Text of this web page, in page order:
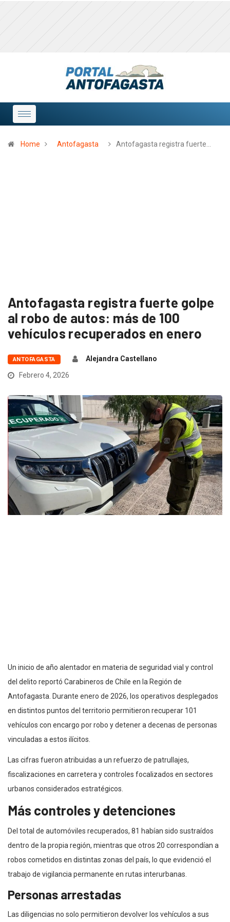
Home Antofagasta Antofagasta registra fuerte…
Antofagasta registra fuerte golpe
al robo de autos: más de 100
vehículos recuperados en enero
ANTOFAGASTA
Alejandra Castellano
Febrero 4, 2026
Un inicio de año alentador en materia de seguridad vial y control
del delito reportó Carabineros de Chile en la Región de
Antofagasta. Durante enero de 2026, los operativos desplegados
en distintos puntos del territorio permitieron recuperar 101
vehículos con encargo por robo y detener a decenas de personas
vinculadas a estos ilícitos.
Las cifras fueron atribuidas a un refuerzo de patrullajes,
fiscalizaciones en carretera y controles focalizados en sectores
urbanos considerados estratégicos.
Más controles y detenciones
Del total de automóviles recuperados, 81 habían sido sustraídos
dentro de la propia región, mientras que otros 20 correspondían a
robos cometidos en distintas zonas del país, lo que evidenció el
trabajo de vigilancia permanente en rutas interurbanas.
Personas arrestadas
Las diligencias no solo permitieron devolver los vehículos a sus